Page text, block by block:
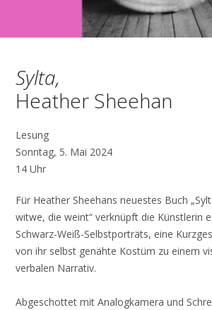
Sylta,
Heather Sheehan
Lesung
Sonntag, 5. Mai 2024
14 Uhr
Für Heather Sheehans neuestes Buch
witwe, die weint“ verknüpft die Künstlerin
Schwarz-Weiß-Selbstporträts, eine
von ihr selbst genähte Kostüm zu einem
verbalen Narrativ.
Abgeschottet mit Analogkamera und